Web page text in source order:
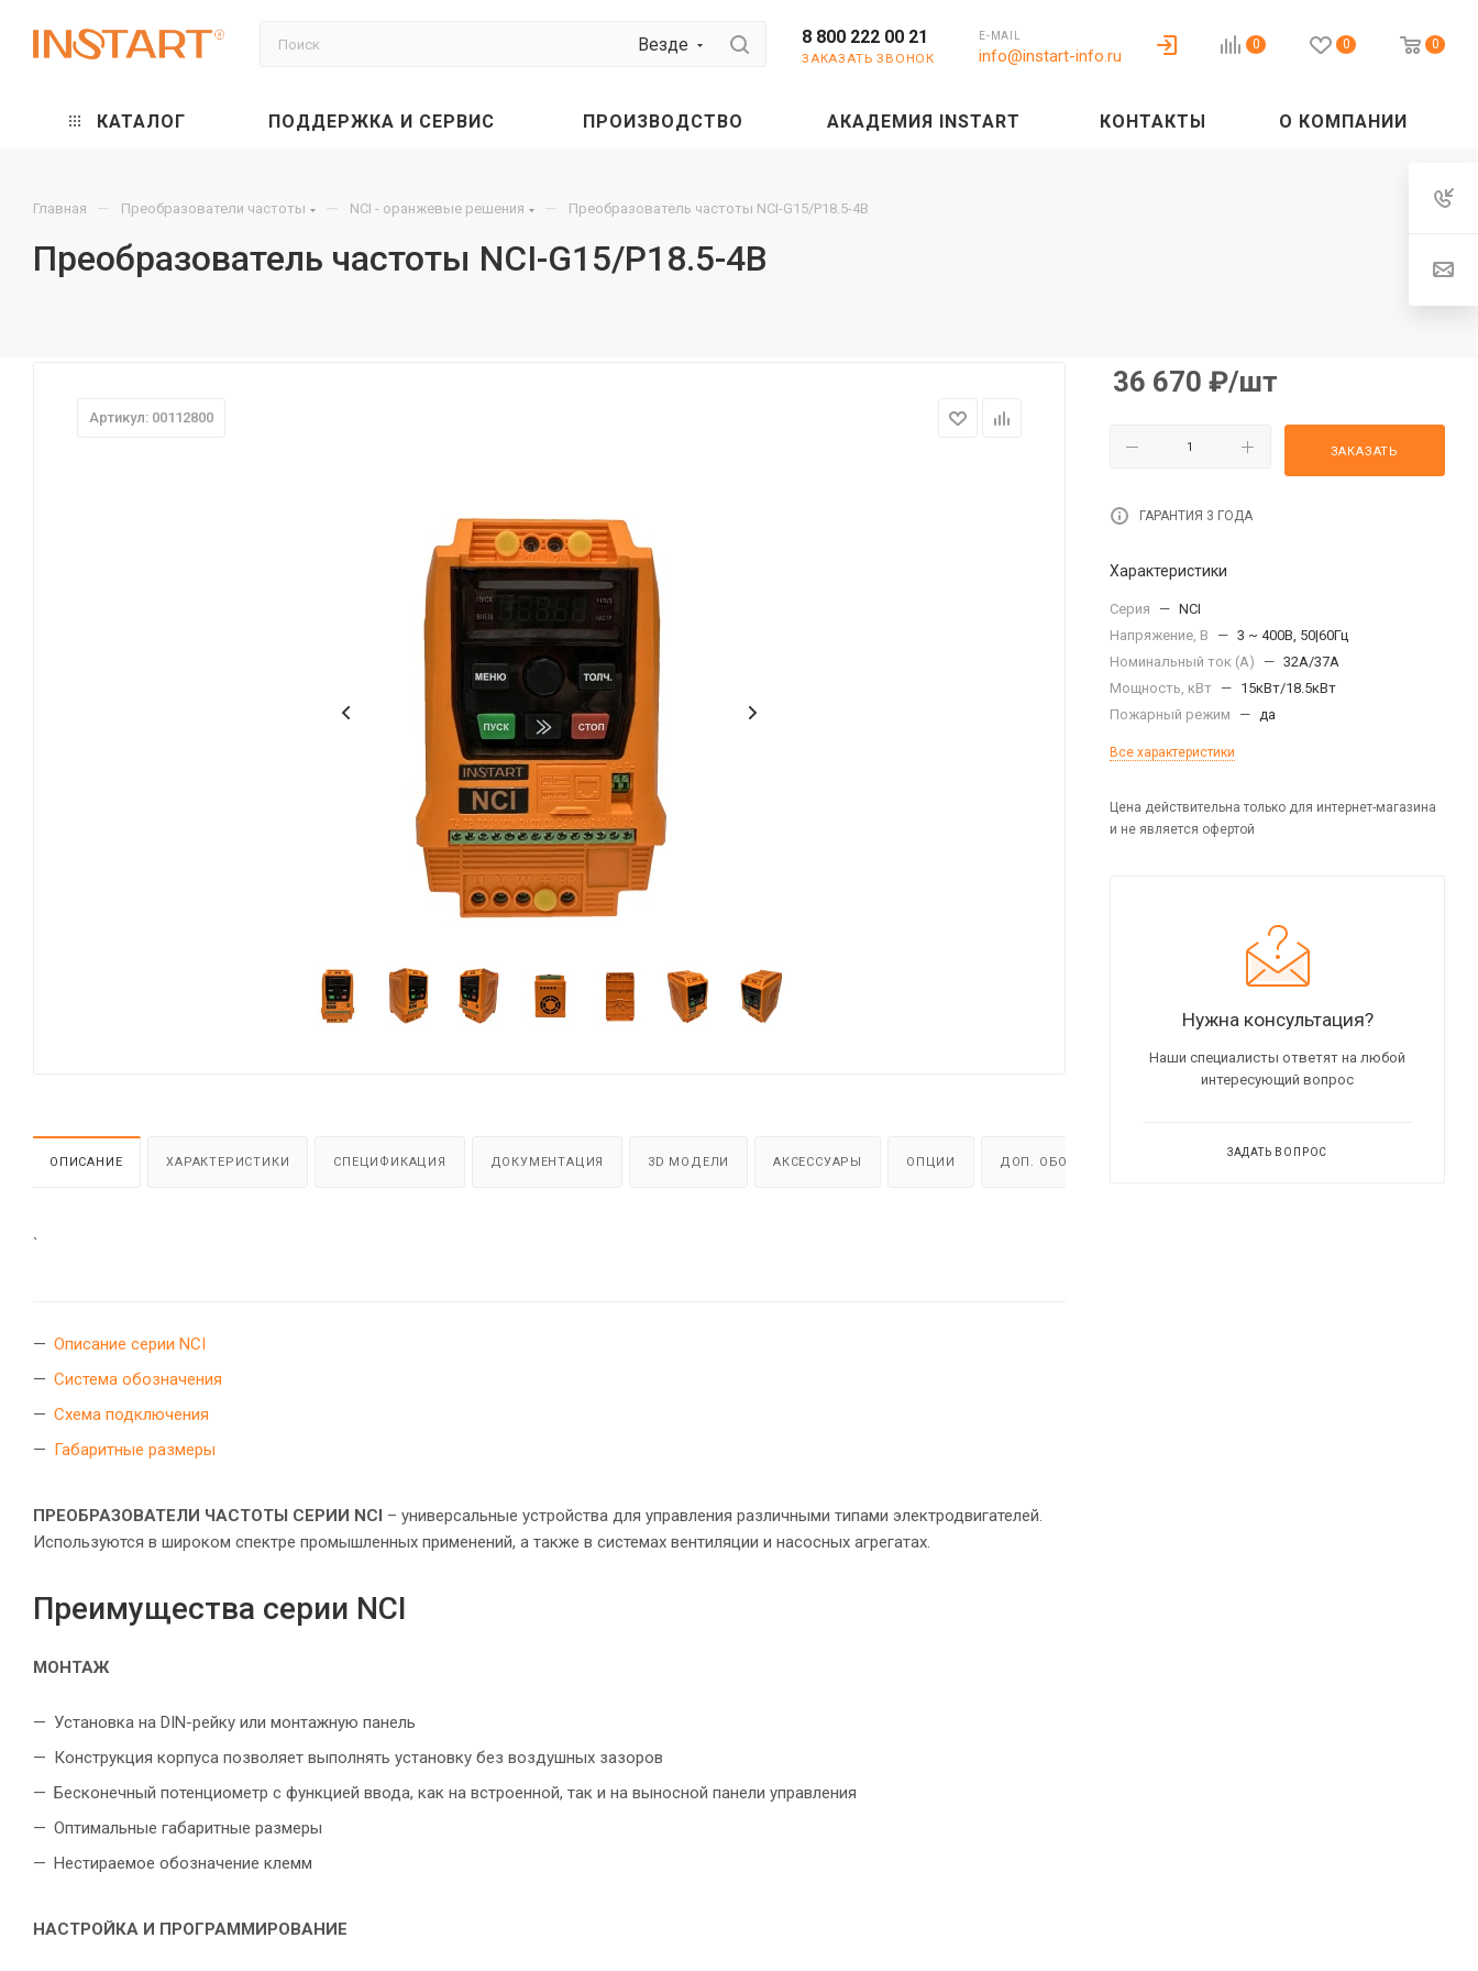
Везде 8 800 222 00 21
ЗАКАЗАТЬ ЗВОНОК
E-MAIL
info@instart-info.ru
0 0 0
КАТАЛОГ ПОДДЕРЖКА И СЕРВИС ПРОИЗВОДСТВО АКАДЕМИЯ INSTART КОНТАКТЫ О КОМПАНИИ
Главная — Преобразователи частоты — NCI - оранжевые решения — Преобразователь частоты NCI-G15/P18.5-4B
Преобразователь частоты NCI-G15/P18.5-4B
Артикул: 00112800
ОПИСАНИЕ ХАРАКТЕРИСТИКИ СПЕЦИФИКАЦИЯ ДОКУМЕНТАЦИЯ 3D МОДЕЛИ АКСЕССУАРЫ ОПЦИИ ДОП. ОБОРУДОВАНИЕ ВИДЕО (2)
`
Описание серии NCI
Система обозначения
Схема подключения
Габаритные размеры
ПРЕОБРАЗОВАТЕЛИ ЧАСТОТЫ СЕРИИ NCI – универсальные устройства для управления различными типами электродвигателей.
Используются в широком спектре промышленных применений, а также в системах вентиляции и насосных агрегатах.
Преимущества серии NCI
МОНТАЖ
Установка на DIN-рейку или монтажную панель
Конструкция корпуса позволяет выполнять установку без воздушных зазоров
Бесконечный потенциометр с функцией ввода, как на встроенной, так и на выносной панели управления
Оптимальные габаритные размеры
Нестираемое обозначение клемм
НАСТРОЙКА И ПРОГРАММИРОВАНИЕ
36 670 ₽/шт
ЗАКАЗАТЬ
ГАРАНТИЯ 3 ГОДА
Характеристики
Серия — NCI
Напряжение, В
— 3 ~ 400В, 50|60Гц
Номинальный ток (А)
— 32A/37А
Мощность, кВт — 15кВт/18.5кВт
Пожарный режим
— да
Все характеристики
Цена действительна только для интернет-магазина
и не является офертой
Нужна консультация?
Наши специалисты ответят на любой
интересующий вопрос
ЗАДАТЬ ВОПРОС